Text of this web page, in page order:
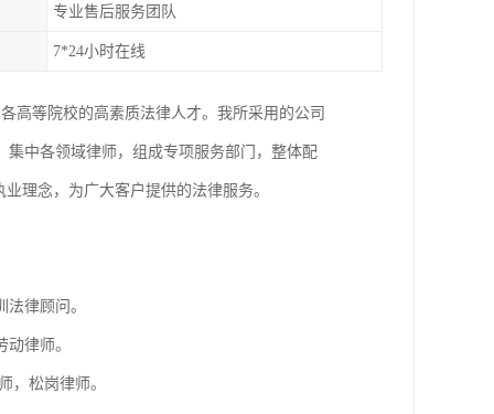
专业售后服务团队
7*24小时在线
高等院校的高素质法律人才。我所采用的公司
中各领域律师，组成专项服务部门，整体配
理念，为广大客户提供的法律服务。
律顾问。
律师。
，松岗律师。